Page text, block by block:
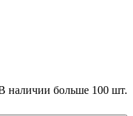
наличии больше 100 шт.